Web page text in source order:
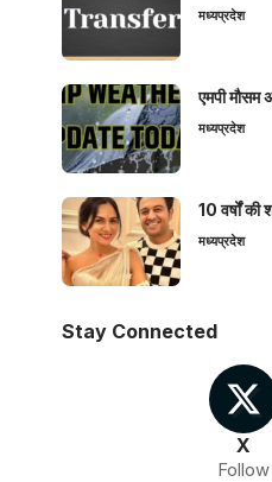
मध्यप्रदेश
एमपी मौसम
मध्यप्रदेश
10 वर्षों की
मध्यप्रदेश
Stay Connected
X
Follow